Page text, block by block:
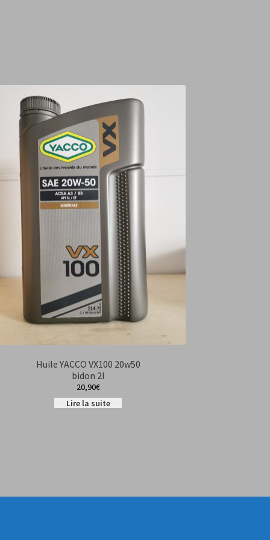
Huile YACCO VX100 20w50
bidon 2l
20,90€
Lire la suite